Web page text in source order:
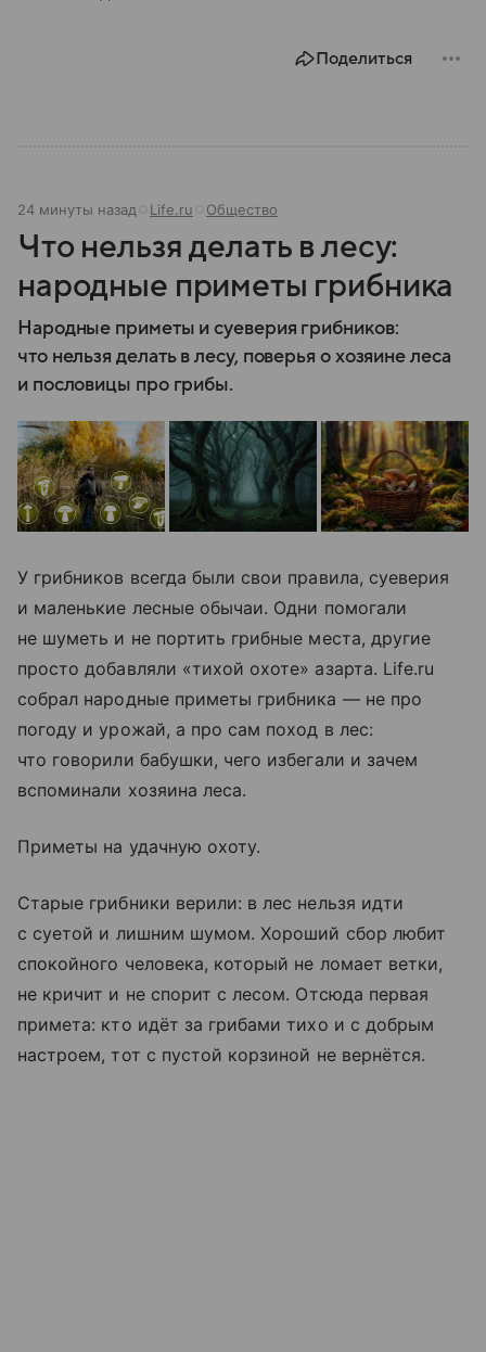
Поделиться
24 минуты назад Life.ru Общество
Что нельзя делать в лесу:
народные приметы грибника
Народные приметы и суеверия грибников:
что нельзя делать в лесу, поверья о хозяине леса
и пословицы про грибы.
У грибников всегда были свои правила, суеверия
и маленькие лесные обычаи. Одни помогали
не шуметь и не портить грибные места, другие
просто добавляли «тихой охоте» азарта. Life.ru
собрал народные приметы грибника — не про
погоду и урожай, а про сам поход в лес:
что говорили бабушки, чего избегали и зачем
вспоминали хозяина леса.
Приметы на удачную охоту.
Старые грибники верили: в лес нельзя идти
с суетой и лишним шумом. Хороший сбор любит
спокойного человека, который не ломает ветки,
не кричит и не спорит с лесом. Отсюда первая
примета: кто идёт за грибами тихо и с добрым
настроем, тот с пустой корзиной не вернётся.